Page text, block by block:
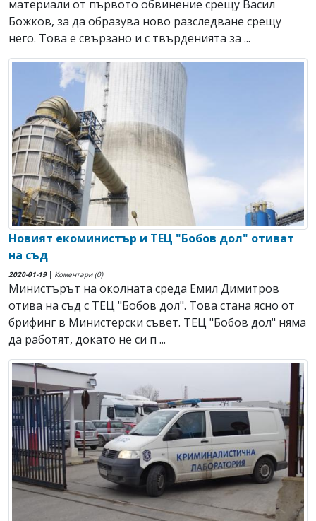
материали от първото обвинение срещу Васил
Божков, за да образува ново разследване срещу
него. Това е свързано и с твърденията за ...
Новият екоминистър и ТЕЦ "Бобов дол" отиват
на съд
2020-01-19| Коментари (0)
Министърът на околната среда Емил Димитров
отива на съд с ТЕЦ "Бобов дол". Това стана ясно от
брифинг в Министерски съвет. ТЕЦ "Бобов дол" няма
да работят, докато не си п ...